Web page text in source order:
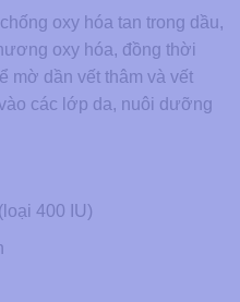
oxy hóa tan trong dầu,
oxy hóa, đồng thời
mờ dần vết thâm và vết
các lớp da, nuôi dưỡng
400 IU)